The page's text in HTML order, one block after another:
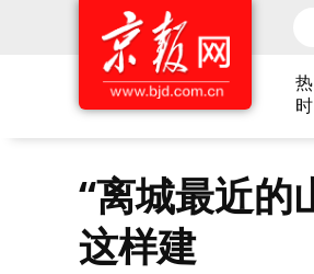
“离城最近的
这样建